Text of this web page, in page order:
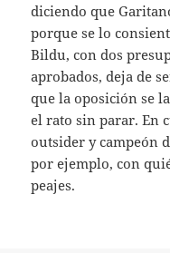
diciendo que
porque se lo
Bildu, con dos
aprobados, deja de
que la oposición se
el rato sin parar. En
outsider y campeón
por ejemplo, con
peajes.